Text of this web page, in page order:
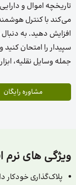
تاریخچه اموال و
می‌کند با کنترل
افزایش دهید. به دنبال
سپیدار را امتحان
جمله وسایل نقلیه،
مشاوره رایگان
ویژگی های نرم
پلاک‌‎گذاری خودکار دارایی بر اساس طبقه، گروه و …